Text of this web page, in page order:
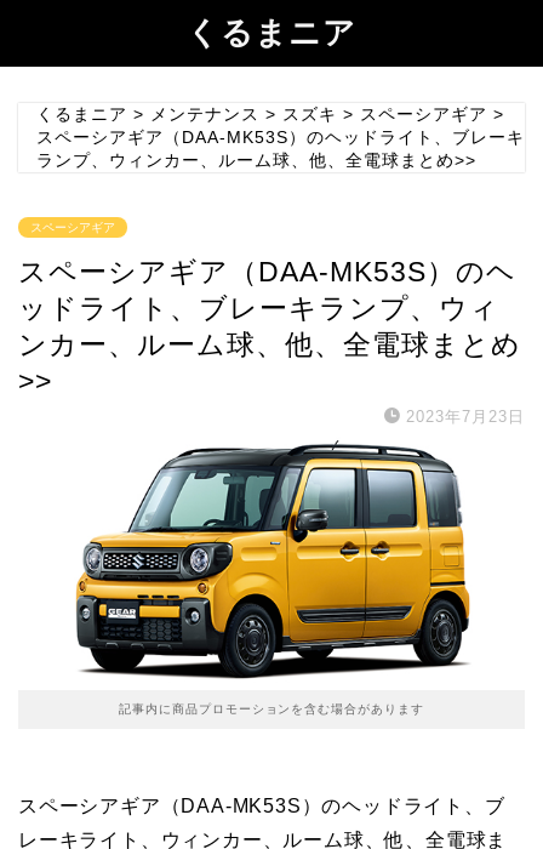
くるまニア
くるまニア > メンテナンス > スズキ > スペーシアギア >
スペーシアギア（DAA-MK53S）のヘッドライト、ブレーキ
ランプ、ウィンカー、ルーム球、他、全電球まとめ>>
スペーシアギア
スペーシアギア（DAA-MK53S）のヘ
ッドライト、ブレーキランプ、ウィ
ンカー、ルーム球、他、全電球まとめ
>>
2023年7月23日
記事内に商品プロモーションを含む場合があります
スペーシアギア（DAA-MK53S）のヘッドライト、ブ
レーキライト、ウィンカー、ルーム球、他、全電球ま